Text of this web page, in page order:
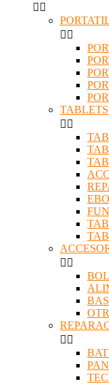
 
 
 
 
 